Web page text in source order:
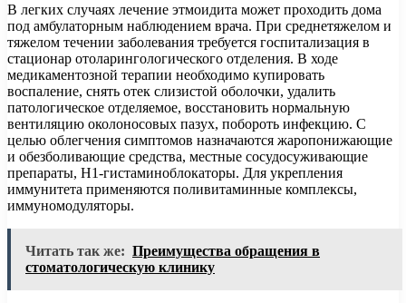
В легких случаях лечение этмоидита может проходить дома
под амбулаторным наблюдением врача. При среднетяжелом и
тяжелом течении заболевания требуется госпитализация в
стационар отоларингологического отделения. В ходе
медикаментозной терапии необходимо купировать
воспаление, снять отек слизистой оболочки, удалить
патологическое отделяемое, восстановить нормальную
вентиляцию околоносовых пазух, побороть инфекцию. С
целью облегчения симптомов назначаются жаропонижающие
и обезболивающие средства, местные сосудосуживающие
препараты, Н1-гистаминоблокаторы. Для укрепления
иммунитета применяются поливитаминные комплексы,
иммуномодуляторы.
Читать так же: Преимущества обращения в
стоматологическую клинику